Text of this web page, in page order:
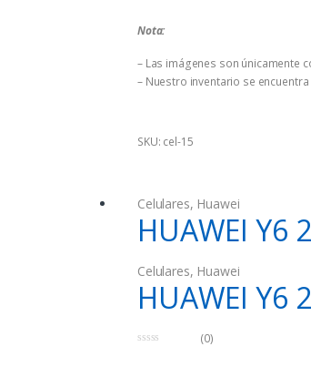
e
Nota:
– Las imágenes son únicamente
– Nuestro inventario se
SKU: cel-15
Celulares, Huawei
HUAWEI Y6
Celulares, Huawei
HUAWEI Y6
(0)